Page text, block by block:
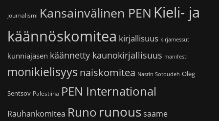
journalismi Kansainvälinen PEN Kieli- ja
käännöskomitea kirjallisuus kirjamessut
kunniajäsen käännetty kaunokirjallisuus manifesti
monikielisyys naiskomitea Nasrin Sotoudeh Oleg
Sentsov Palestiina PEN International
Rauhankomitea Runo runoussaame